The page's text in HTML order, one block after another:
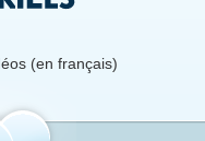
(en français)